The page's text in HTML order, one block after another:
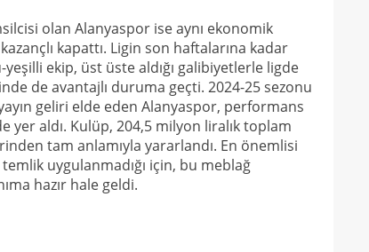
olan Alanyaspor ise aynı ekonomik
kapattı. Ligin son haftalarına kadar
ekip, üst üste aldığı galibiyetlerle ligde
de avantajlı duruma geçti. 2024-25 sezonu
geliri elde eden Alanyaspor, performans
yer aldı. Kulüp, 204,5 milyon liralık toplam
tam anlamıyla yararlandı. En önemlisi
uygulanmadığı için, bu meblağ
hazır hale geldi.